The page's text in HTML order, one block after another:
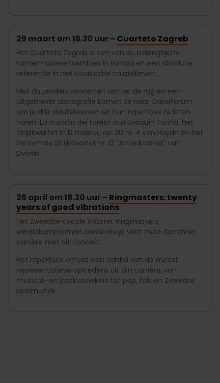
29 maart om 18.30 uur – Cuarteto Zagreb
Het Cuarteto Zagreb is een van de belangrijkste
kamermuziekensembles in Europa en een absolute
referentie in het Kroatische muziekleven.
Met duizenden concerten achter de rug en een
uitgebreide discografie komen ze naar CaixaForum
om je drie sleutelwerken uit hun repertoire te laten
horen: La oración del torero van Joaquín Turina, het
Strijkkwartet in D majeur, op. 20 nr. 4 van Haydn en het
beroemde Strijkkwartet nr. 12 “Amerikaanse” van
Dvořák.
26 april om 18.30 uur – Ringmasters: twenty
years of good vibrations
Het Zweedse vocale kwartet Ringmasters,
wereldkampioenen barbershop, viert twee decennia
carrière met dit concert.
Het repertoire omvat een aantal van de meest
representatieve optredens uit zijn carrière, van
musical- en jazzklassiekers tot pop, folk en Zweedse
koormuziek.